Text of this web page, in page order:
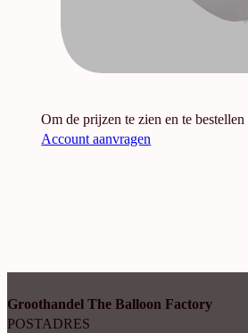
Om de prijzen te zien en te
Account aanvragen
Groothandel The Balloon Factory
POSTADRES